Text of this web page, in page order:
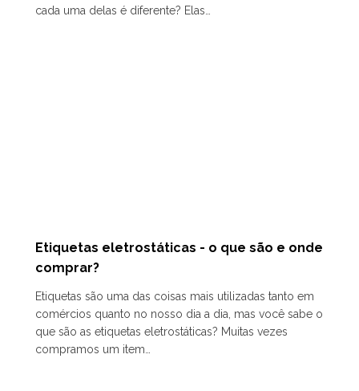
cada uma delas é diferente? Elas…
Etiquetas eletrostáticas - o que são e onde
comprar?
Etiquetas são uma das coisas mais utilizadas tanto em
comércios quanto no nosso dia a dia, mas você sabe o
que são as etiquetas eletrostáticas? Muitas vezes
compramos um item…